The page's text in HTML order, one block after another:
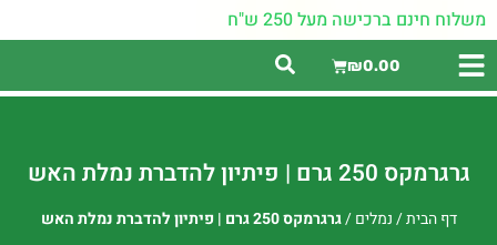
משלוח חינם ברכישה מעל 250 ש"ח
₪0.00
גרגרמקס 250 גרם | פיתיון להדברת נמלת האש
דף הבית/נמלים/גרגרמקס 250 גרם | פיתיון להדברת נמלת האש